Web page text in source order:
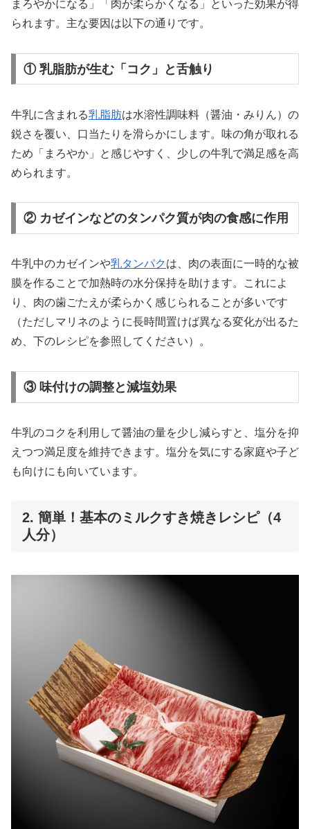
まろやかになる」「肉が柔らかくなる」といった効果が得
られます。主な要因は以下の通りです。
① 乳脂肪が生む「コク」と舌触り
牛乳に含まれる乳脂肪は水溶性調味料（醤油・みりん）の
鋭さを覆い、口当たりを滑らかにします。味の角が取れる
ため「まろやか」と感じやすく、少しの牛乳で満足感を高
められます。
② カゼインなどのタンパク質が肉の食感に作用
牛乳中のカゼインや乳タンパクは、肉の表面に一時的な被
膜を作ることで加熱時の水分保持を助けます。これによ
り、肉の歯ごたえが柔らかく感じられることが多いです
（ただしマリネのように長時間置けば異なる変化が出るた
め、下のレシピを参照してください）。
③ 味付けの調整と減塩効果
牛乳のコクを利用して醤油の量を少し減らすと、塩分を抑
えつつ満足度を維持できます。塩分を気にする家庭や子ど
も向けにも向いています。
2. 簡単！基本のミルクすき焼きレシピ（4
人分）